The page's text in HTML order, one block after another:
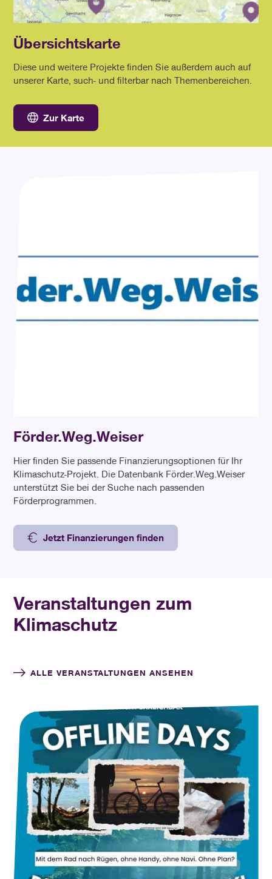
Übersichtskarte
Diese und weitere Projekte finden Sie außerdem auch auf
unserer Karte, such- und filterbar nach Themenbereichen.
Zur Karte
Förder.Weg.Weiser
Hier finden Sie passende Finanzierungsoptionen für Ihr
Klimaschutz-Projekt. Die Datenbank Förder.Weg.Weiser
unterstützt Sie bei der Suche nach passenden
Förderprogrammen.
Jetzt Finanzierungen finden
Veranstaltungen zum
Klimaschutz
ALLE VERANSTALTUNGEN ANSEHEN